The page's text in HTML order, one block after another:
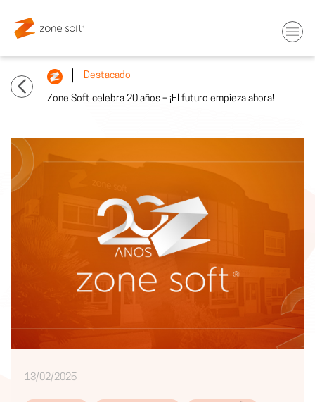
Destacado
Zone Soft celebra 20 años – ¡El futuro empieza ahora!
13/02/2025